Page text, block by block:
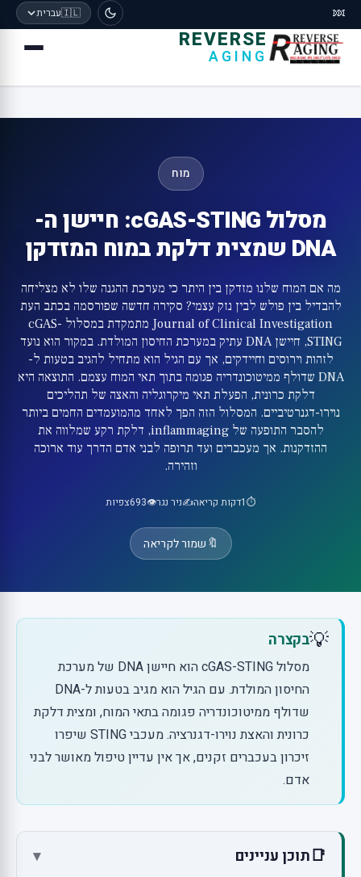
🧬
🇮🇱עברית
REVERSE
AGING
מוח
מסלול cGAS-STING: חיישן ה-
DNA שמצית דלקת במוח המזדקן
מה אם המוח שלנו מזדקן בין היתר כי מערכת ההגנה שלו לא מצליחה
להבדיל בין פולש לבין נזק עצמי? סקירה חדשה שפורסמה בכתב העת
Journal of Clinical Investigation מתמקדת במסלול cGAS-
STING, חיישן DNA עתיק במערכת החיסון המולדת. במקור הוא נועד
לזהות וירוסים וחיידקים, אך עם הגיל הוא מתחיל להגיב בטעות ל-
DNA שדולף ממיטוכונדריה פגומה בתוך תאי המוח עצמם. התוצאה היא
דלקת כרונית, הפעלת תאי מיקרוגליה והאצה של תהליכים
נוירו-דגנרטיביים. המסלול הזה הפך לאחד מהמועמדים החמים ביותר
להסבר התופעה של inflammaging, דלקת רקע שמלווה את
ההזדקנות. אך מעכברים ועד תרופה לבני אדם הדרך עוד ארוכה
וזהירה.
⏱️
1דקות קריאה✍️ניר נגר👁️
693צפיות
🔖שמור לקריאה
💡בקצרה
מסלול cGAS-STING הוא חיישן DNA של מערכת
החיסון המולדת. עם הגיל הוא מגיב בטעות ל-DNA
שדולף ממיטוכונדריה פגומה בתאי המוח, ומצית דלקת
כרונית והאצת נוירו-דגנרציה. מעכבי STING שיפרו
זיכרון בעכברים זקנים, אך אין עדיין טיפול מאושר לבני
אדם.
📑תוכן עניינים ▾